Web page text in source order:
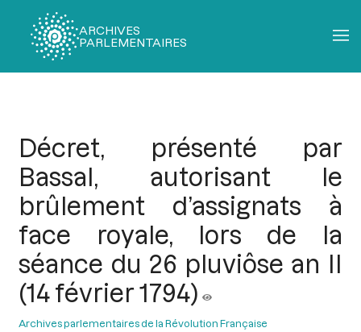
ARCHIVES
PARLEMENTAIRES
Décret, présenté par
Bassal, autorisant le
brûlement d’assignats à
face royale, lors de la
séance du 26 pluviôse an II
(14 février 1794)
Archives parlementaires de la Révolution Française